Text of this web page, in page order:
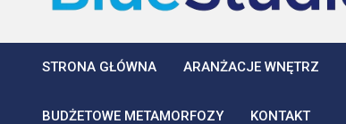
BlueStudio
STRONA GŁÓWNA ARANŻACJE WNĘTRZ
BUDŻETOWE METAMORFOZY KONTAKT